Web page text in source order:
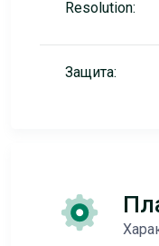
Resolution:
Защита: